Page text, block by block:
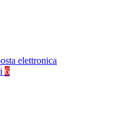
elettronica
6